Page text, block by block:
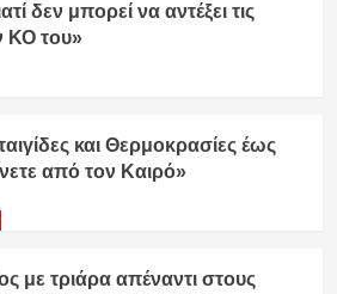
δεν μπορεί να αντέξει τις
ΚΟ του»
και Θερμοκρασίες έως
από τον Καιρό»
με τριάρα απέναντι στους